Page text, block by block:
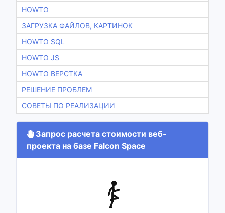
HOWTO
ЗАГРУЗКА ФАЙЛОВ, КАРТИНОК
HOWTO SQL
HOWTO JS
HOWTO ВЕРСТКА
РЕШЕНИЕ ПРОБЛЕМ
СОВЕТЫ ПО РЕАЛИЗАЦИИ
Запрос расчета стоимости веб-
проекта на базе Falcon Space